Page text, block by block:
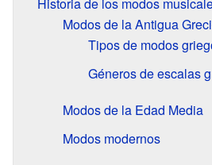
Modos de la Antigua
Tipos de modos
Géneros de escalas
Modos de la Edad Media
Modos modernos